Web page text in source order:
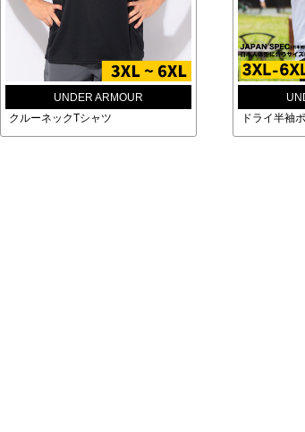
UNDER ARMOUR
クルーネックTシャツ
ドライ半袖